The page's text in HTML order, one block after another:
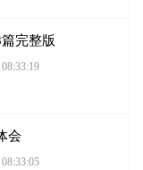
完整版
会